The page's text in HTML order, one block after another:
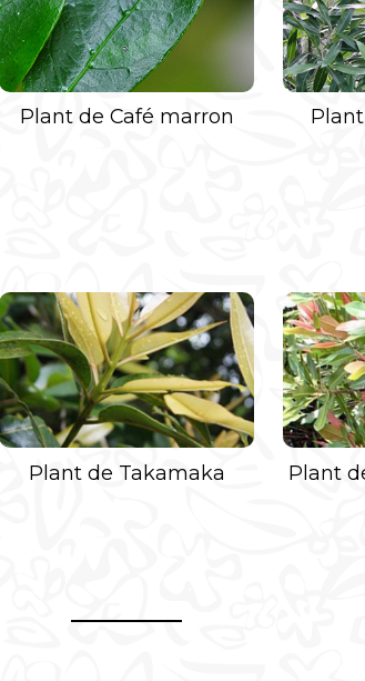
Plant de Café marron Plant
Plant de Takamaka
Plant